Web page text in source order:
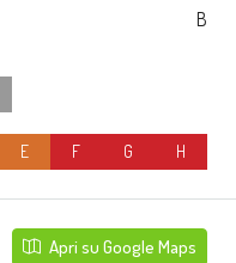
B
E F G H
Apri su Google Maps